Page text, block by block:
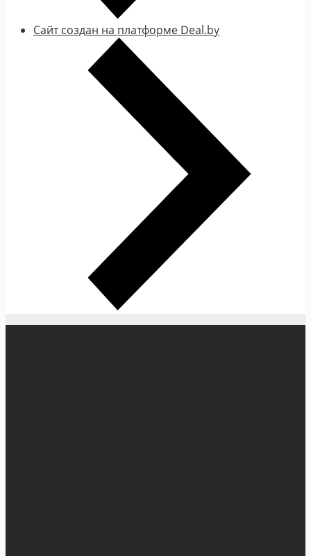
Сайт создан на платформе Deal.by